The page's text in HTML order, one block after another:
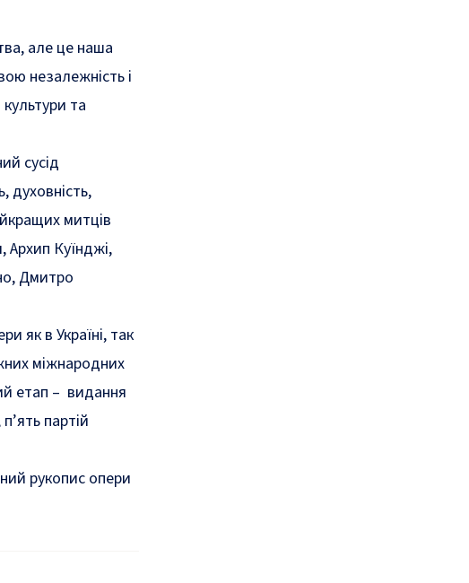
але це наша
незалежність і
та
сусід
духовність,
митців
Архип Куїнджі,
Дмитро
як в Україні, так
міжнародних
етап – видання
партій
рукопис опери